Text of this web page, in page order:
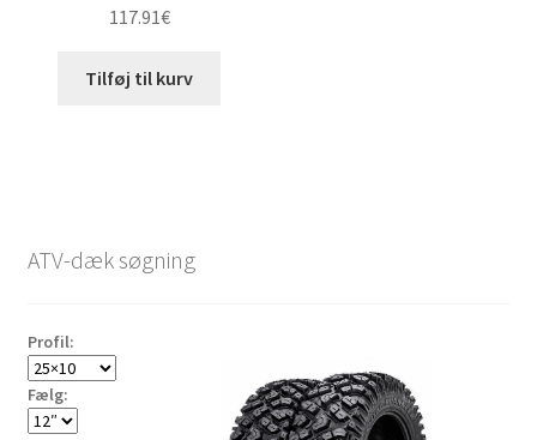
117.91€
Tilføj til kurv
ATV-dæk søgning
Profil:
Fælg: